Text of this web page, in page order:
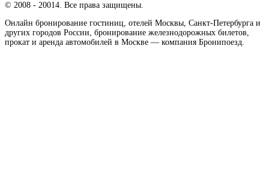
© 2008 - 20014. Все права защищены.
Онлайн бронирование гостиниц, отелей Москвы, Санкт-Петербурга и
других городов России, бронирование железнодорожных билетов,
прокат и аренда автомобилей в Москве — компания Бронипоезд.